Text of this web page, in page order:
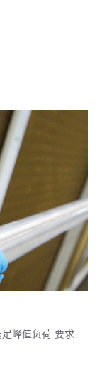
峰值负荷 要求